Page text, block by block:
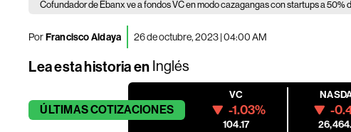
Cofundador de Ebanx ve a fondos VC en modo cazagangas con startups a 50%
PorFrancisco Aldaya 26 de octubre, 2023 | 04:00 AM
Lea esta historia en Inglés
ÚLTIMASCOTIZACIONES
VC
-1.03%
104.17
-